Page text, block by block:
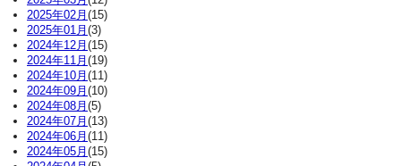
2025年02月 (15)
2025年01月 (3)
2024年12月 (15)
2024年11月 (19)
2024年10月 (11)
2024年09月 (10)
2024年08月 (5)
2024年07月 (13)
2024年06月 (11)
2024年05月 (15)